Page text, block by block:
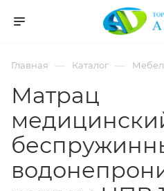
Главная — Каталог —
Матрац
pornspider.info
xnxx